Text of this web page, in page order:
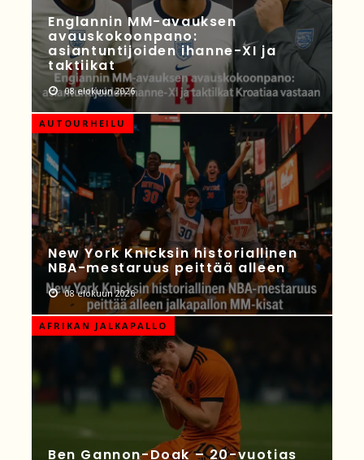
Englannin MM-avauksen
avauskokoonpano:
asiantuntijoiden ihanne-XI ja
taktiikat
08 elokuun 2026
AUTOURHEILU
New York Knicksin historiallinen
NBA-mestaruus peittää alleen
08 elokuun 2026
AFRIKAN JALKAPALLO
Ben Gannon-Doak – 20-vuotias